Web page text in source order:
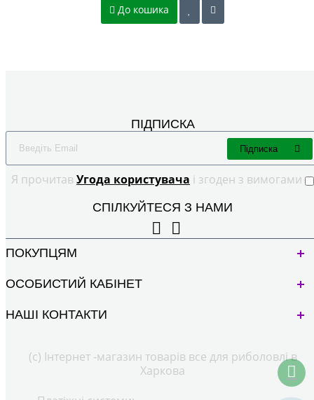
До кошика
ПІДПИСКА
Я прочитав Угода користувача і згоден з вимогами
Підписка
СПІЛКУЙТЕСЯ З НАМИ
ПОКУПЦЯМ
ОСОБИСТИЙ КАБІНЕТ
НАШІ КОНТАКТИ
(с) Інтернет -магазин товарів все для риболовлі в
Харкова